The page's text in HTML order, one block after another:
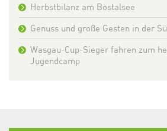
Herbstbilanz am Bostalsee
Genuss und große Gesten in der
Wasgau-Cup-Sieger fahren zum
Jugendcamp